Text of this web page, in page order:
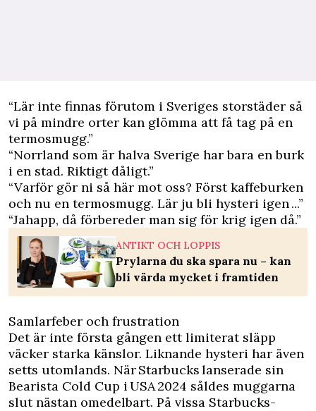
“Lär inte finnas förutom i Sveriges storstäder så
vi på mindre orter kan glömma att få tag på en
termosmugg.”
“Norrland som är halva Sverige har bara en burk
i en stad. Riktigt dåligt.”
“Varför gör ni så här mot oss? Först kaffeburken
och nu en termosmugg. Lär ju bli hysteri igen ...”
“Jahapp, då förbereder man sig för krig igen då.”
ANTIKT OCH LOPPIS
Prylarna du ska spara nu – kan
bli värda mycket i framtiden
Samlarfeber och frustration
Det är inte första gången ett limiterat släpp
väcker starka känslor. Liknande hysteri har även
setts utomlands. När Starbucks lanserade sin
Bearista Cold Cup i USA 2024 såldes muggarna
slut nästan omedelbart. På vissa Starbucks-